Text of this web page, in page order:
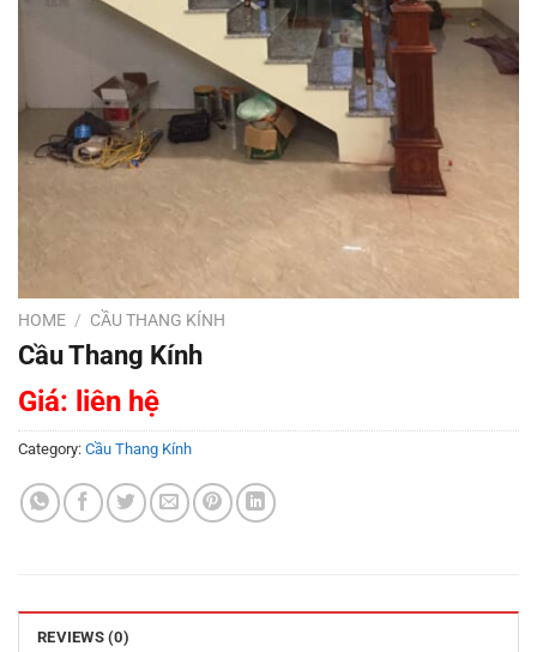
HOME / CẦU THANG KÍNH
Cầu Thang Kính
Giá: liên hệ
Category: Cầu Thang Kính
REVIEWS (0)